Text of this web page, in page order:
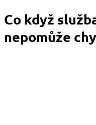
Co když
nepomůže